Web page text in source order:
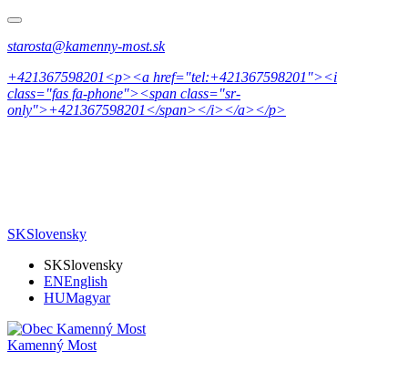
starosta@kamenny-most.sk
+421367598201<p><a href="tel:+421367598201"><i
class="fas fa-phone"><span class="sr-
only">+421367598201</span></i></a></p>
SKSlovensky
SKSlovensky
ENEnglish
HUMagyar
Kamenný Most